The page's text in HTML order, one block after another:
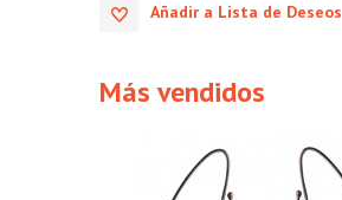
Añadir a Lista de Deseos
Más vendidos